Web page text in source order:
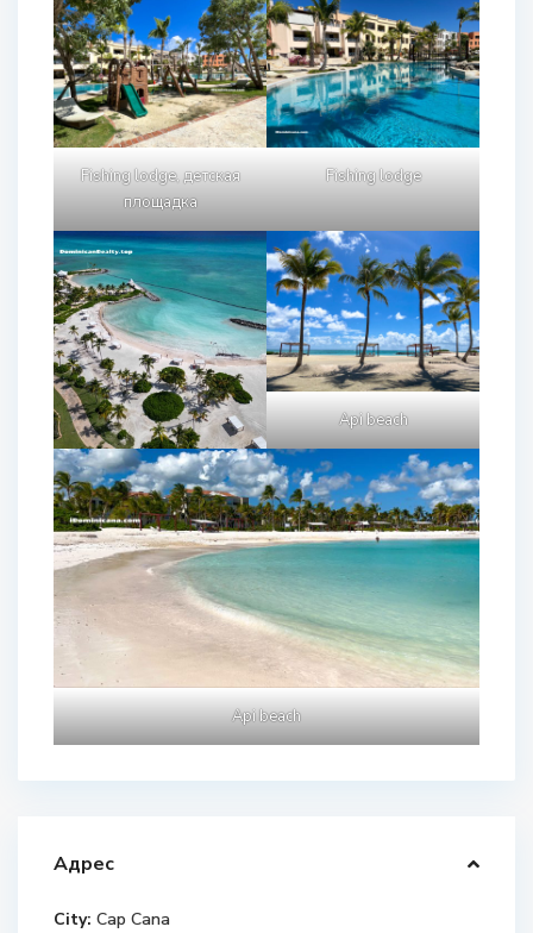
Fishing lodge, детская
площадка
Fishing lodge
Api beach
Api beach
Адрес
City: Cap Cana